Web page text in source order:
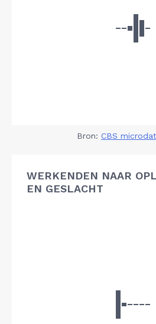
Bron: CBS
WERKENDEN NAAR
EN GESLACHT